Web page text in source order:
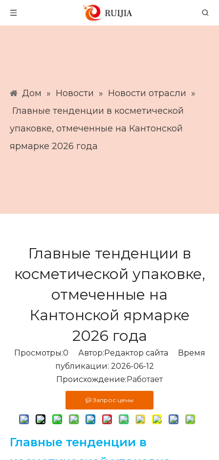
Дом » Новости » Новости отрасли »
Главные тенденции в косметической
упаковке, отмеченные на Кантонской
ярмарке 2026 года
Главные тенденции в
косметической упаковке,
отмеченные на
Кантонской ярмарке
2026 года
Просмотры:0 Автор:Pедактор сайта Время
публикации: 2026-06-12
Происхождение:Работает
Запрос цены
Главные тенденции в